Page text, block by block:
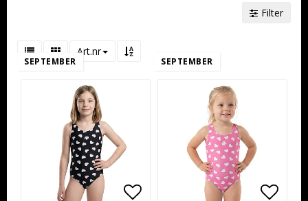
Filter
Art.nr
SEPTEMBER SEPTEMBER